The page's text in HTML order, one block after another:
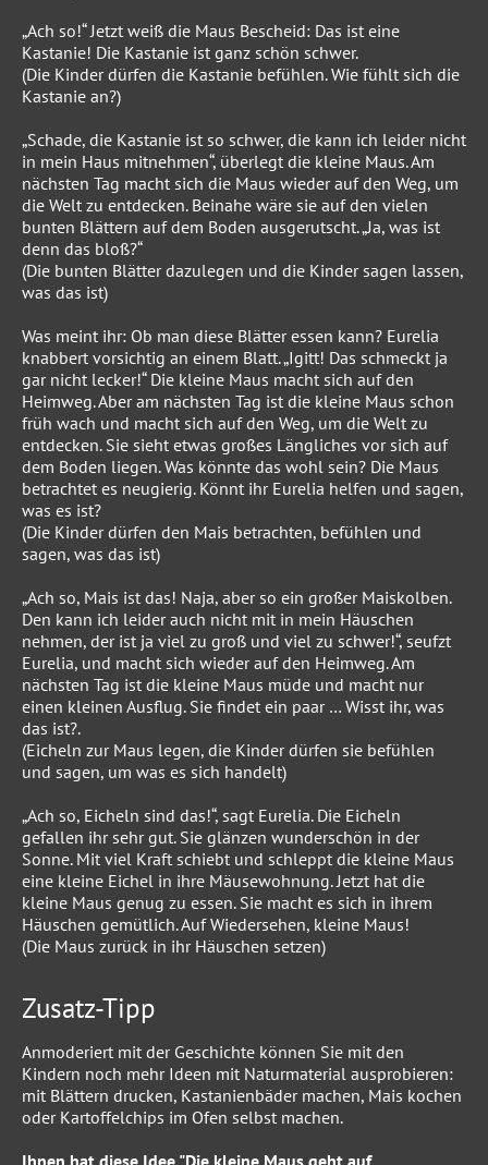
„Ach so!“ Jetzt weiß die Maus Bescheid: Das ist eine
Kastanie! Die Kastanie ist ganz schön schwer.
(Die Kinder dürfen die Kastanie befühlen. Wie fühlt sich die
Kastanie an?)
„Schade, die Kastanie ist so schwer, die kann ich leider nicht
in mein Haus mitnehmen“, überlegt die kleine Maus. Am
nächsten Tag macht sich die Maus wieder auf den Weg, um
die Welt zu entdecken. Beinahe wäre sie auf den vielen
bunten Blättern auf dem Boden ausgerutscht. „Ja, was ist
denn das bloß?“
(Die bunten Blätter dazulegen und die Kinder sagen lassen,
was das ist)
Was meint ihr: Ob man diese Blätter essen kann? Eurelia
knabbert vorsichtig an einem Blatt. „Igitt! Das schmeckt ja
gar nicht lecker!“ Die kleine Maus macht sich auf den
Heimweg. Aber am nächsten Tag ist die kleine Maus schon
früh wach und macht sich auf den Weg, um die Welt zu
entdecken. Sie sieht etwas großes Längliches vor sich auf
dem Boden liegen. Was könnte das wohl sein? Die Maus
betrachtet es neugierig. Könnt ihr Eurelia helfen und sagen,
was es ist?
(Die Kinder dürfen den Mais betrachten, befühlen und
sagen, was das ist)
„Ach so, Mais ist das! Naja, aber so ein großer Maiskolben.
Den kann ich leider auch nicht mit in mein Häuschen
nehmen, der ist ja viel zu groß und viel zu schwer!“, seufzt
Eurelia, und macht sich wieder auf den Heimweg. Am
nächsten Tag ist die kleine Maus müde und macht nur
einen kleinen Ausflug. Sie findet ein paar … Wisst ihr, was
das ist?.
(Eicheln zur Maus legen, die Kinder dürfen sie befühlen
und sagen, um was es sich handelt)
„Ach so, Eicheln sind das!“, sagt Eurelia. Die Eicheln
gefallen ihr sehr gut. Sie glänzen wunderschön in der
Sonne. Mit viel Kraft schiebt und schleppt die kleine Maus
eine kleine Eichel in ihre Mäusewohnung. Jetzt hat die
kleine Maus genug zu essen. Sie macht es sich in ihrem
Häuschen gemütlich. Auf Wiedersehen, kleine Maus!
(Die Maus zurück in ihr Häuschen setzen)
Zusatz-Tipp
Anmoderiert mit der Geschichte können Sie mit den
Kindern noch mehr Ideen mit Naturmaterial ausprobieren:
mit Blättern drucken, Kastanienbäder machen, Mais kochen
oder Kartoffelchips im Ofen selbst machen.